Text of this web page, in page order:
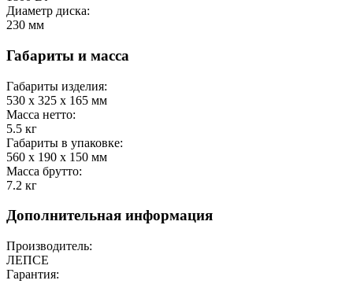
Диаметр диска:
230 мм
Габариты и масса
Габариты изделия:
530 x 325 x 165 мм
Масса нетто:
5.5 кг
Габариты в упаковке:
560 x 190 x 150 мм
Масса брутто:
7.2 кг
Дополнительная информация
Производитель:
ЛЕПСЕ
Гарантия: